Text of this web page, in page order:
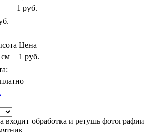
1 руб.
Цена
см
1 руб.
входит обработка и ретушь фотографии